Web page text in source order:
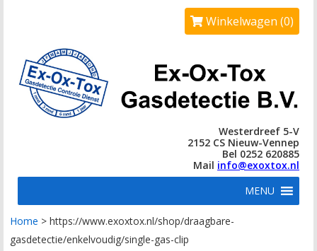
Winkelwagen (0)
Westerdreef 5-V
2152 CS Nieuw-Vennep
Bel 0252 620885
Mail info@exoxtox.nl
MENU
Home > https://www.exoxtox.nl/shop/draagbare-
gasdetectie/enkelvoudig/single-gas-clip